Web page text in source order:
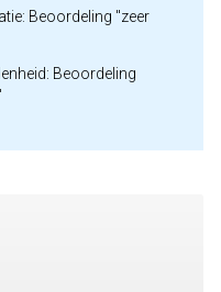
Beoordeling "zeer
Beoordeling